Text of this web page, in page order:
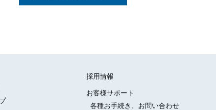
採用情報
お客様サポート
各種お手続き、お問い合わせ